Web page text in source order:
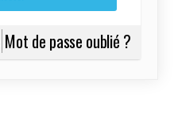
Mot de passe oublié ?